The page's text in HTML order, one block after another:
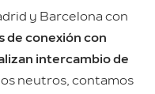
y Barcelona con
de conexión con
intercambio de
neutros, contamos